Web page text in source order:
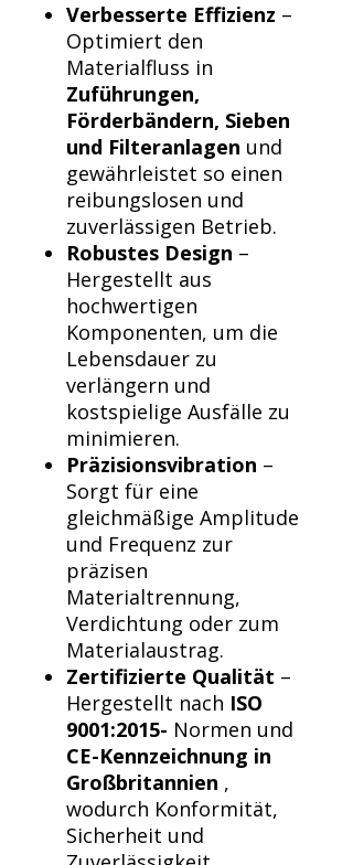
Verbesserte Effizienz –
Optimiert den
Materialfluss in
Zuführungen,
Förderbändern, Sieben
und Filteranlagen und
gewährleistet so einen
reibungslosen und
zuverlässigen Betrieb.
Robustes Design –
Hergestellt aus
hochwertigen
Komponenten, um die
Lebensdauer zu
verlängern und
kostspielige Ausfälle zu
minimieren.
Präzisionsvibration –
Sorgt für eine
gleichmäßige Amplitude
und Frequenz zur
präzisen
Materialtrennung,
Verdichtung oder zum
Materialaustrag.
Zertifizierte Qualität –
Hergestellt nach ISO
9001:2015- Normen und
CE-Kennzeichnung in
Großbritannien ,
wodurch Konformität,
Sicherheit und